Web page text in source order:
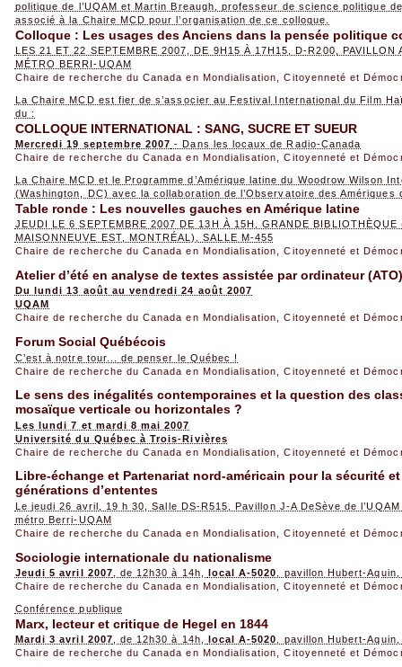
politique de l’UQAM et Martin Breaugh, professeur de science politique
associé à la Chaire MCD pour l’organisation de ce colloque.
Colloque : Les usages des Anciens dans la pensée politique
LES 21 ET 22 SEPTEMBRE 2007, DE 9H15 À 17H15, D-R200, PAVILLON
MÉTRO BERRI-UQAM
Chaire de recherche du Canada en Mondialisation, Citoyenneté et
La Chaire MCD est fier de s’associer au Festival International du Film
du :
COLLOQUE INTERNATIONAL : SANG, SUCRE ET SUEUR
Mercredi 19 septembre 2007 - Dans les locaux de Radio-Canada
Chaire de recherche du Canada en Mondialisation, Citoyenneté et
La Chaire MCD et le Programme d’Amérique latine du Woodrow Wilson
(Washington, DC) avec la collaboration de l’Observatoire des Amériques
Table ronde : Les nouvelles gauches en Amérique latine
JEUDI LE 6 SEPTEMBRE 2007 DE 13H À 15H, GRANDE BIBLIOTHÈQUE
MAISONNEUVE EST, MONTRÉAL), SALLE M-455
Chaire de recherche du Canada en Mondialisation, Citoyenneté et
Atelier d’été en analyse de textes assistée par ordinateur
Du lundi 13 août au vendredi 24 août 2007
UQAM
Chaire de recherche du Canada en Mondialisation, Citoyenneté et
Forum Social Québécois
C’est à notre tour... de penser le Québec !
Chaire de recherche du Canada en Mondialisation, Citoyenneté et
Le sens des inégalités contemporaines et la question des
mosaïque verticale ou horizontales ?
Les lundi 7 et mardi 8 mai 2007
Université du Québec à Trois-Rivières
Chaire de recherche du Canada en Mondialisation, Citoyenneté et
Libre-échange et Partenariat nord-américain pour la sécurité
générations d’ententes
Le jeudi 26 avril, 19 h 30, Salle DS-R515, Pavillon J-A DeSève de
métro Berri-UQAM
Chaire de recherche du Canada en Mondialisation, Citoyenneté et
Sociologie internationale du nationalisme
Jeudi 5 avril 2007 , de 12h30 à 14h, local A-5020
, pavillon Hubert-
Chaire de recherche du Canada en Mondialisation, Citoyenneté et
Conférence publique
Marx, lecteur et critique de Hegel en 1844
Mardi 3 avril 2007 , de 12h30 à 14h, local A-5020
, pavillon Hubert-
Chaire de recherche du Canada en Mondialisation, Citoyenneté et